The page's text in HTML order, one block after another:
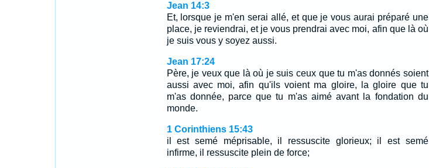
Jean 14:3
Et, lorsque je m'en serai allé, et que je vous aurai préparé une
place, je reviendrai, et je vous prendrai avec moi, afin que là où
je suis vous y soyez aussi.
Jean 17:24
Père, je veux que là où je suis ceux que tu m'as donnés soient
aussi avec moi, afin qu'ils voient ma gloire, la gloire que tu
m'as donnée, parce que tu m'as aimé avant la fondation du
monde.
1 Corinthiens 15:43
il est semé méprisable, il ressuscite glorieux; il est semé
infirme, il ressuscite plein de force;